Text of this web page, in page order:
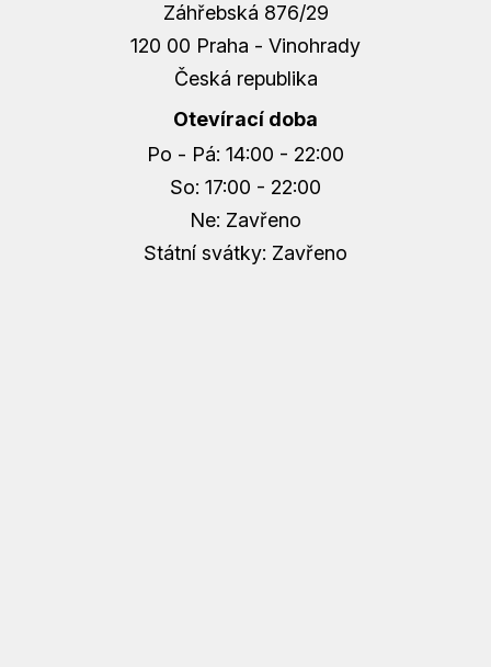
Záhřebská 876/29
120 00 Praha - Vinohrady
Česká republika
Otevírací doba
Po - Pá: 14:00 - 22:00
So: 17:00 - 22:00
Ne: Zavřeno
Státní svátky: Zavřeno